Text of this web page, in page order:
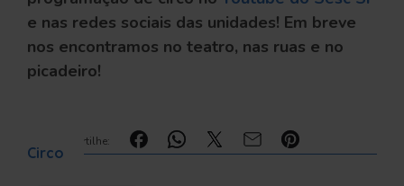
e nas redes sociais das unidades! Em breve
nos encontramos no teatro, nas ruas e no
picadeiro!
Compartilhe:
Circo